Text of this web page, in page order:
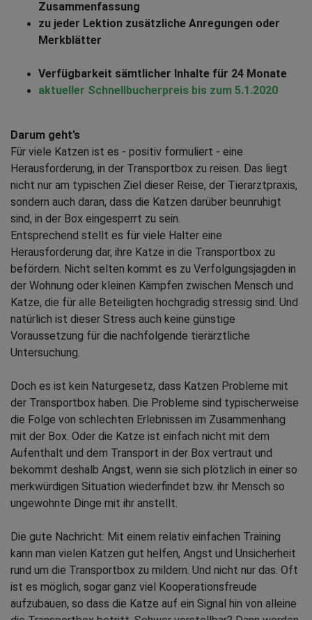
Zusammenfassung
zu jeder Lektion zusätzliche Anregungen oder
Merkblätter
Verfügbarkeit sämtlicher Inhalte für 24 Monate
aktueller Schnellbucherpreis bis zum 5.1.2020
Darum geht’s
Für viele Katzen ist es - positiv formuliert - eine
Herausforderung, in der Transportbox zu reisen. Das liegt
nicht nur am typischen Ziel dieser Reise, der Tierarztpraxis,
sondern auch daran, dass die Katzen darüber beunruhigt
sind, in der Box eingesperrt zu sein.
Entsprechend stellt es für viele Halter eine
Herausforderung dar, ihre Katze in die Transportbox zu
befördern. Nicht selten kommt es zu Verfolgungsjagden in
der Wohnung oder kleinen Kämpfen zwischen Mensch und
Katze, die für alle Beteiligten hochgradig stressig sind. Und
natürlich ist dieser Stress auch keine günstige
Voraussetzung für die nachfolgende tierärztliche
Untersuchung.
Doch es ist kein Naturgesetz, dass Katzen Probleme mit
der Transportbox haben. Die Probleme sind typischerweise
die Folge von schlechten Erlebnissen im Zusammenhang
mit der Box. Oder die Katze ist einfach nicht mit dem
Aufenthalt und dem Transport in der Box vertraut und
bekommt deshalb Angst, wenn sie sich plötzlich in einer so
merkwürdigen Situation wiederfindet bzw. ihr Mensch so
ungewohnte Dinge mit ihr anstellt.
Die gute Nachricht: Mit einem relativ einfachen Training
kann man vielen Katzen gut helfen, Angst und Unsicherheit
rund um die Transportbox zu mildern. Und nicht nur das. Oft
ist es möglich, sogar ganz viel Kooperationsfreude
aufzubauen, so dass die Katze auf ein Signal hin von alleine